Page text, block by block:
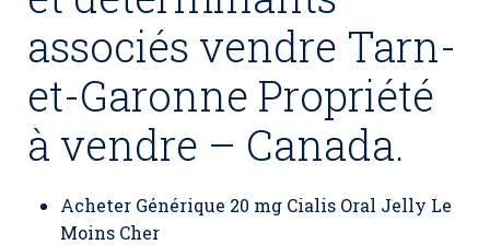
associés vendre Tarn-
et-Garonne Propriété
à vendre – Canada.
Acheter Générique 20 mg Cialis Oral Jelly Le
Moins Cher